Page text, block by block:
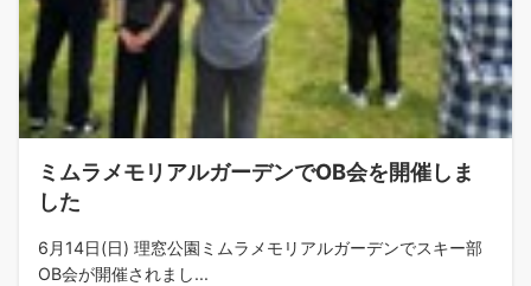
ミムラメモリアルガーデンでOB会を開催しま
した
6月14日(日) 理窓公園ミムラメモリアルガーデンでスキー部
OB会が開催されまし...